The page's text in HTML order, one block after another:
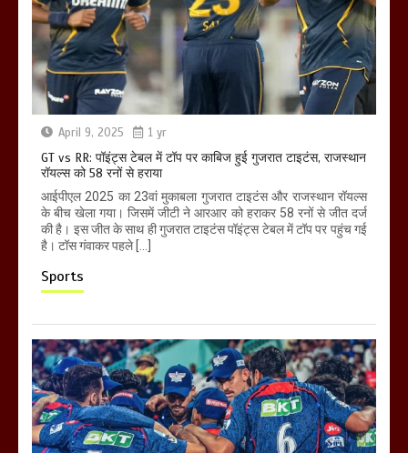
April 9, 2025 1 yr
GT vs RR: पॉइंट्स टेबल में टॉप पर काबिज हुई गुजरात टाइटंस, राजस्थान
रॉयल्स को 58 रनों से हराया
आईपीएल 2025 का 23वां मुकाबला गुजरात टाइटंस और राजस्थान रॉयल्स
के बीच खेला गया। जिसमें जीटी ने आरआर को हराकर 58 रनों से जीत दर्ज
की है। इस जीत के साथ ही गुजरात टाइटंस पॉइंट्स टेबल में टॉप पर पहुंच गई
है। टॉस गंवाकर पहले […]
Sports